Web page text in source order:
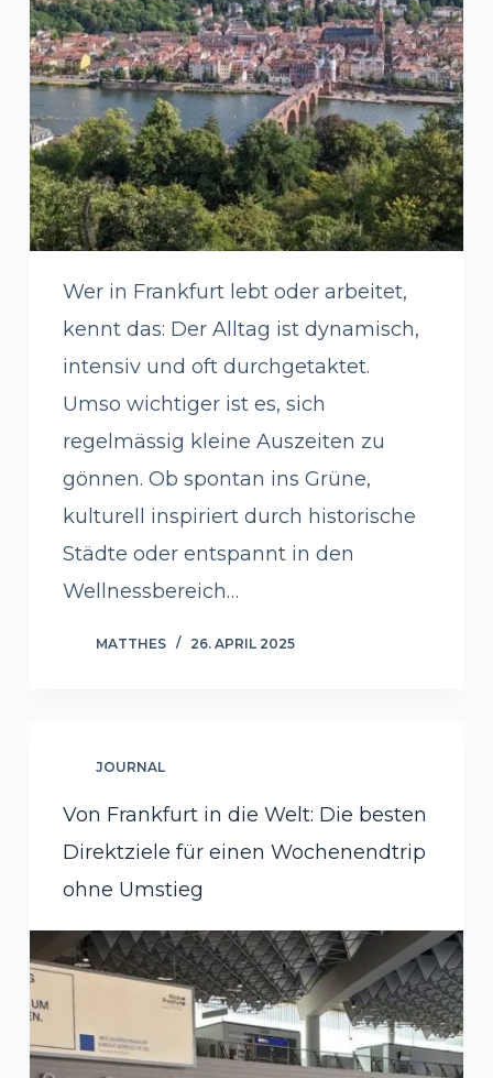
Wer in Frankfurt lebt oder arbeitet,
kennt das: Der Alltag ist dynamisch,
intensiv und oft durchgetaktet.
Umso wichtiger ist es, sich
regelmässig kleine Auszeiten zu
gönnen. Ob spontan ins Grüne,
kulturell inspiriert durch historische
Städte oder entspannt in den
Wellnessbereich…
MATTHES 26. APRIL 2025
JOURNAL
Von Frankfurt in die Welt: Die besten
Direktziele für einen Wochenendtrip
ohne Umstieg